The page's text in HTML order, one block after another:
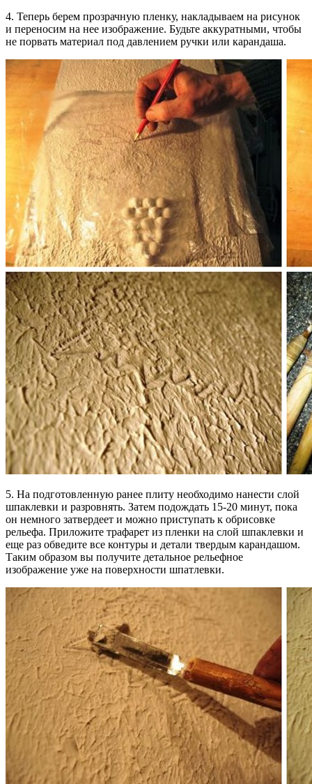
4. Теперь берем прозрачную пленку, накладываем на рисунок
и переносим на нее изображение. Будьте аккуратными, чтобы
не порвать материал под давлением ручки или карандаша.
5. На подготовленную ранее плиту необходимо нанести слой
шпаклевки и разровнять. Затем подождать 15-20 минут, пока
он немного затвердеет и можно приступать к обрисовке
рельефа. Приложите трафарет из пленки на слой шпаклевки и
еще раз обведите все контуры и детали твердым карандашом.
Таким образом вы получите детальное рельефное
изображение уже на поверхности шпатлевки.